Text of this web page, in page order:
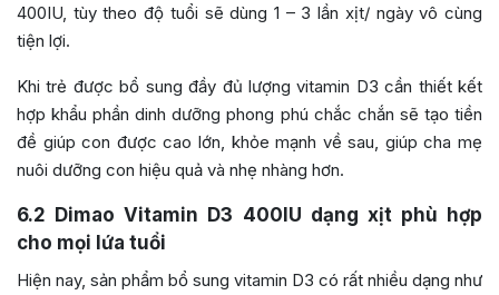
400IU, tùy theo độ tuổi sẽ dùng 1 – 3 lần xịt/ ngày vô cùng
tiện lợi.
Khi trẻ được bổ sung đầy đủ lượng vitamin D3 cần thiết kết
hợp khẩu phần dinh dưỡng phong phú chắc chắn sẽ tạo tiền
đề giúp con được cao lớn, khỏe mạnh về sau, giúp cha mẹ
nuôi dưỡng con hiệu quả và nhẹ nhàng hơn.
6.2 Dimao Vitamin D3 400IU dạng xịt phù hợp
cho mọi lứa tuổi
Hiện nay, sản phẩm bổ sung vitamin D3 có rất nhiều dạng như